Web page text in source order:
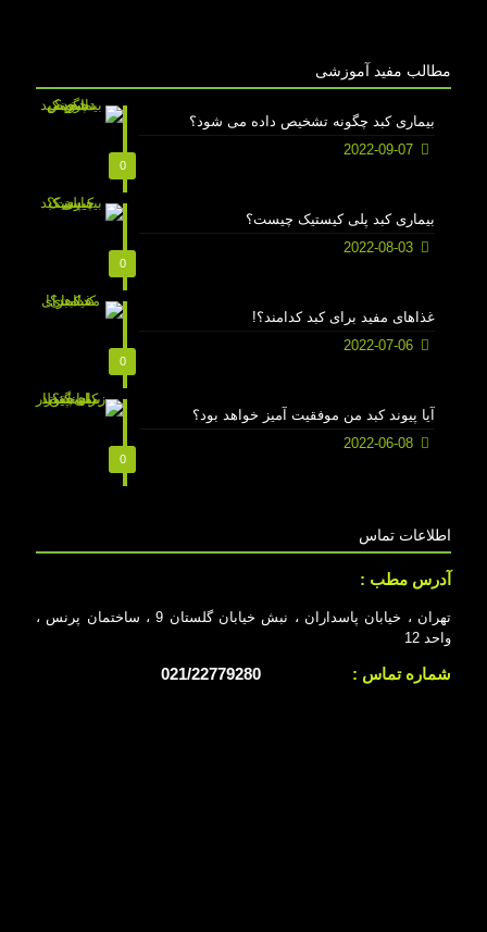
مطالب مفید آموزشی
0
بیماری کبد چگونه تشخیص داده می شود؟
2022-09-07
0
بیماری کبد پلی کیستیک چیست؟
2022-08-03
0
غذاهای مفید برای کبد کدامند؟!
2022-07-06
0
آیا پیوند کبد من موفقیت آمیز خواهد بود؟
2022-06-08
اطلاعات تماس
آدرس مطب :
تهران ، خیابان پاسداران ، نبش خیابان گلستان 9 ، ساختمان پرنس ،
واحد 12
شماره تماس :